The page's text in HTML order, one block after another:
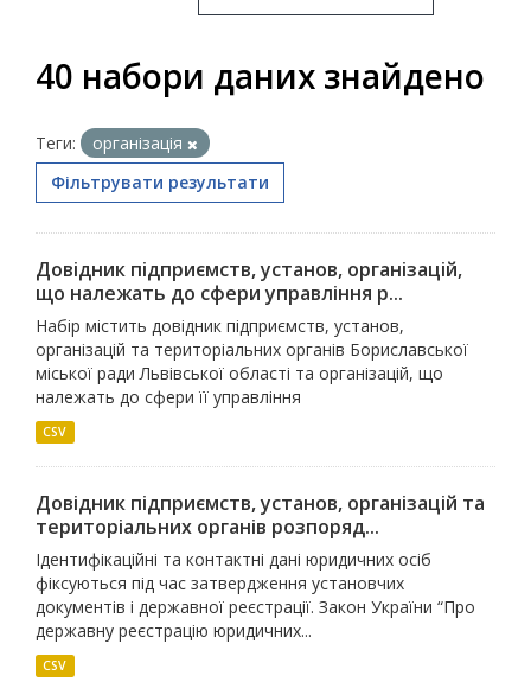
40 набори даних знайдено
Теги:
організація
Фільтрувати результати
Довідник підприємств, установ, організацій,
що належать до сфери управління р...
Набір містить довідник підприємств, установ,
організацій та територіальних органів Бориславської
міської ради Львівської області та організацій, що
належать до сфери її управління
CSV
Довідник підприємств, установ, організацій та
територіальних органів розпоряд...
Ідентифікаційні та контактні дані юридичних осіб
фіксуються під час затвердження установчих
документів і державної реєстрації. Закон України “Про
державну реєстрацію юридичних...
CSV